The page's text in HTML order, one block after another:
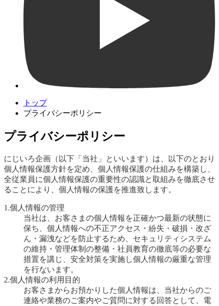
トップ
プライバシーポリシー
プライバシーポリシー
にじいろ企画（以下「当社」といいます）は、以下のとおり
個人情報保護方針を定め、個人情報保護の仕組みを構築し、
全従業員に個人情報保護の重要性の認識と取組みを徹底させ
ることにより、個人情報の保護を推進致します。
1.個人情報の管理
当社は、お客さまの個人情報を正確かつ最新の状態に
保ち、個人情報への不正アクセス・紛失・破損・改ざ
ん・漏洩などを防止するため、セキュリティシステム
の維持・管理体制の整備・社員教育の徹底等の必要な
措置を講じ、安全対策を実施し個人情報の厳重な管理
を行ないます。
2.個人情報の利用目的
お客さまからお預かりした個人情報は、当社からのご
連絡や業務のご案内やご質問に対する回答として、電